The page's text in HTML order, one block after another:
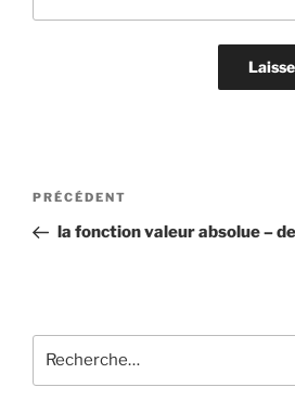
Navigation
l’article
Article
précédent
PRÉCÉDENT
la fonction valeur absolue –
pour